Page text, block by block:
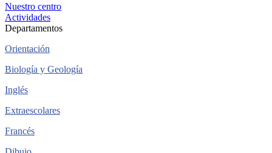
Nuestro centro
Actividades
Departamentos
Orientación
Biología y Geología
Inglés
Extraescolares
Francés